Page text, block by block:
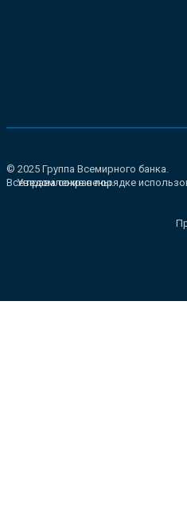
© 2025 Группа Всемирного банка.
Все права сохранены.
Уведомление о порядке